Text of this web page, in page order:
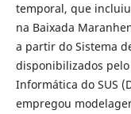
temporal, que
na Baixada
a partir do Sistema
disponibilizados
Informática do SUS
empregou